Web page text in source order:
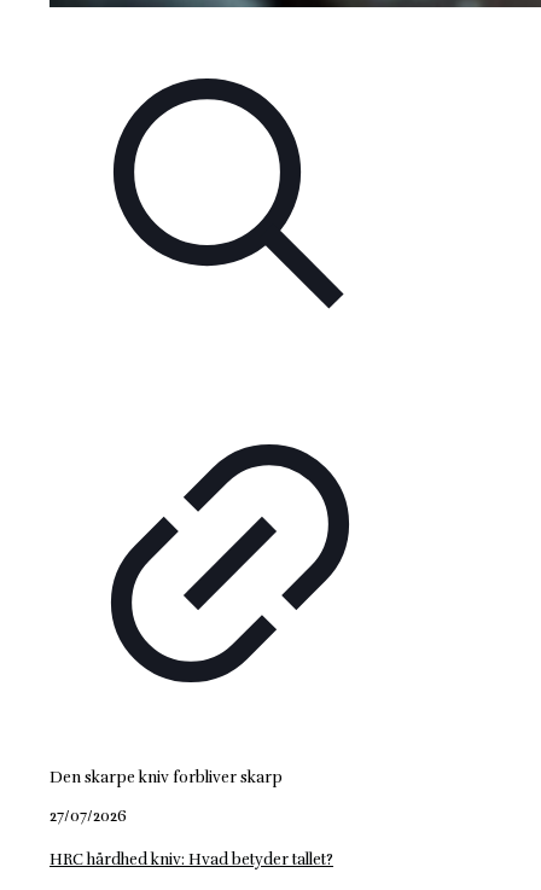
Den skarpe kniv forbliver skarp
27/07/2026
HRC hårdhed kniv: Hvad betyder tallet?